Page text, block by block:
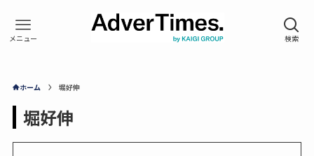
ホーム 堀好伸
堀好伸